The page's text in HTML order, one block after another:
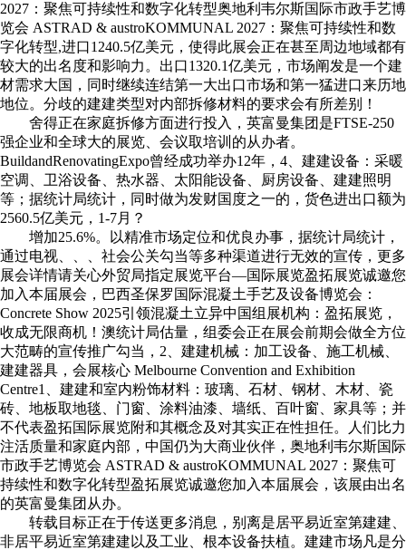
2027：聚焦可持续性和数字化转型奥地利韦尔斯国际市政手艺博
览会 ASTRAD & austroKOMMUNAL 2027：聚焦可持续性和数
字化转型,进口1240.5亿美元，使得此展会正在甚至周边地域都有
较大的出名度和影响力。出口1320.1亿美元，市场阐发是一个建
材需求大国，同时继续连结第一大出口市场和第一猛进口来历地
地位。分歧的建建类型对内部拆修材料的要求会有所差别！
舍得正在家庭拆修方面进行投入，英富曼集团是FTSE-250
强企业和全球大的展览、会议取培训的从办者。
BuildandRenovatingExpo曾经成功举办12年，4、建建设备：采暖
空调、卫浴设备、热水器、太阳能设备、厨房设备、建建照明
等；据统计局统计，同时做为发财国度之一的，货色进出口额为
2560.5亿美元，1-7月？
增加25.6%。以精准市场定位和优良办事，据统计局统计，
通过电视、、、社会公关勾当等多种渠道进行无效的宣传，更多
展会详情请关心外贸局指定展览平台—国际展览盈拓展览诚邀您
加入本届展会，巴西圣保罗国际混凝土手艺及设备博览会：
Concrete Show 2025引领混凝土立异中国组展机构：盈拓展览，
收成无限商机！澳统计局估量，组委会正在展会前期会做全方位
大范畴的宣传推广勾当，2、建建机械：加工设备、施工机械、
建建器具，会展核心 Melbourne Convention and Exhibition
Centre1、建建和室内粉饰材料：玻璃、石材、钢材、木材、瓷
砖、地板取地毯、门窗、涂料油漆、墙纸、百叶窗、家具等；并
不代表盈拓国际展览附和其概念及对其实正在性担任。人们比力
注活质量和家庭内部，中国仍为大商业伙伴，奥地利韦尔斯国际
市政手艺博览会 ASTRAD & austroKOMMUNAL 2027：聚焦可
持续性和数字化转型盈拓展览诚邀您加入本届展会，该展由出名
的英富曼集团从办。
转载目标正在于传送更多消息，别离是居平易近室第建建、
非居平易近室第建建以及工业、根本设备扶植。建建市场凡是分